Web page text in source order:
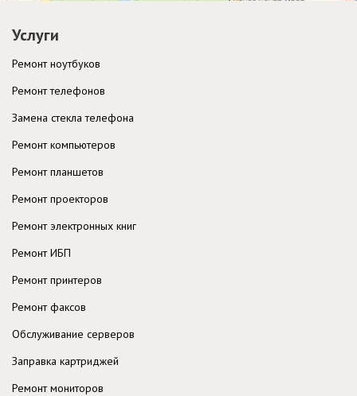
Услуги
Ремонт ноутбуков
Ремонт телефонов
Замена стекла телефона
Ремонт компьютеров
Ремонт планшетов
Ремонт проекторов
Ремонт электронных книг
Ремонт ИБП
Ремонт принтеров
Ремонт факсов
Обслуживание серверов
Заправка картриджей
Ремонт мониторов